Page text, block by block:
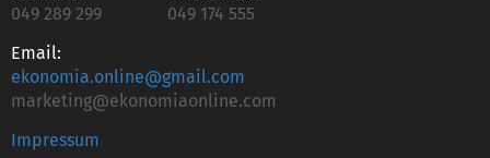
049 289 299
049 174 555
Email:
ekonomia.online@gmail.com
marketing@ekonomiaonline.com
Impressum